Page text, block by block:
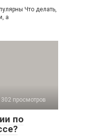
Что делать,
а
302 просмотров
по